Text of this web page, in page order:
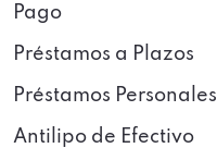
Pago
Préstamos a Plazos
Préstamos Personales
Antilipo de Efectivo